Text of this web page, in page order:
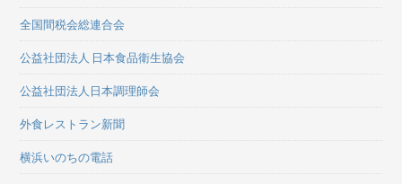
全国間税会総連合会
公益社団法人 日本食品衛生協会
公益社団法人日本調理師会
外食レストラン新聞
横浜いのちの電話